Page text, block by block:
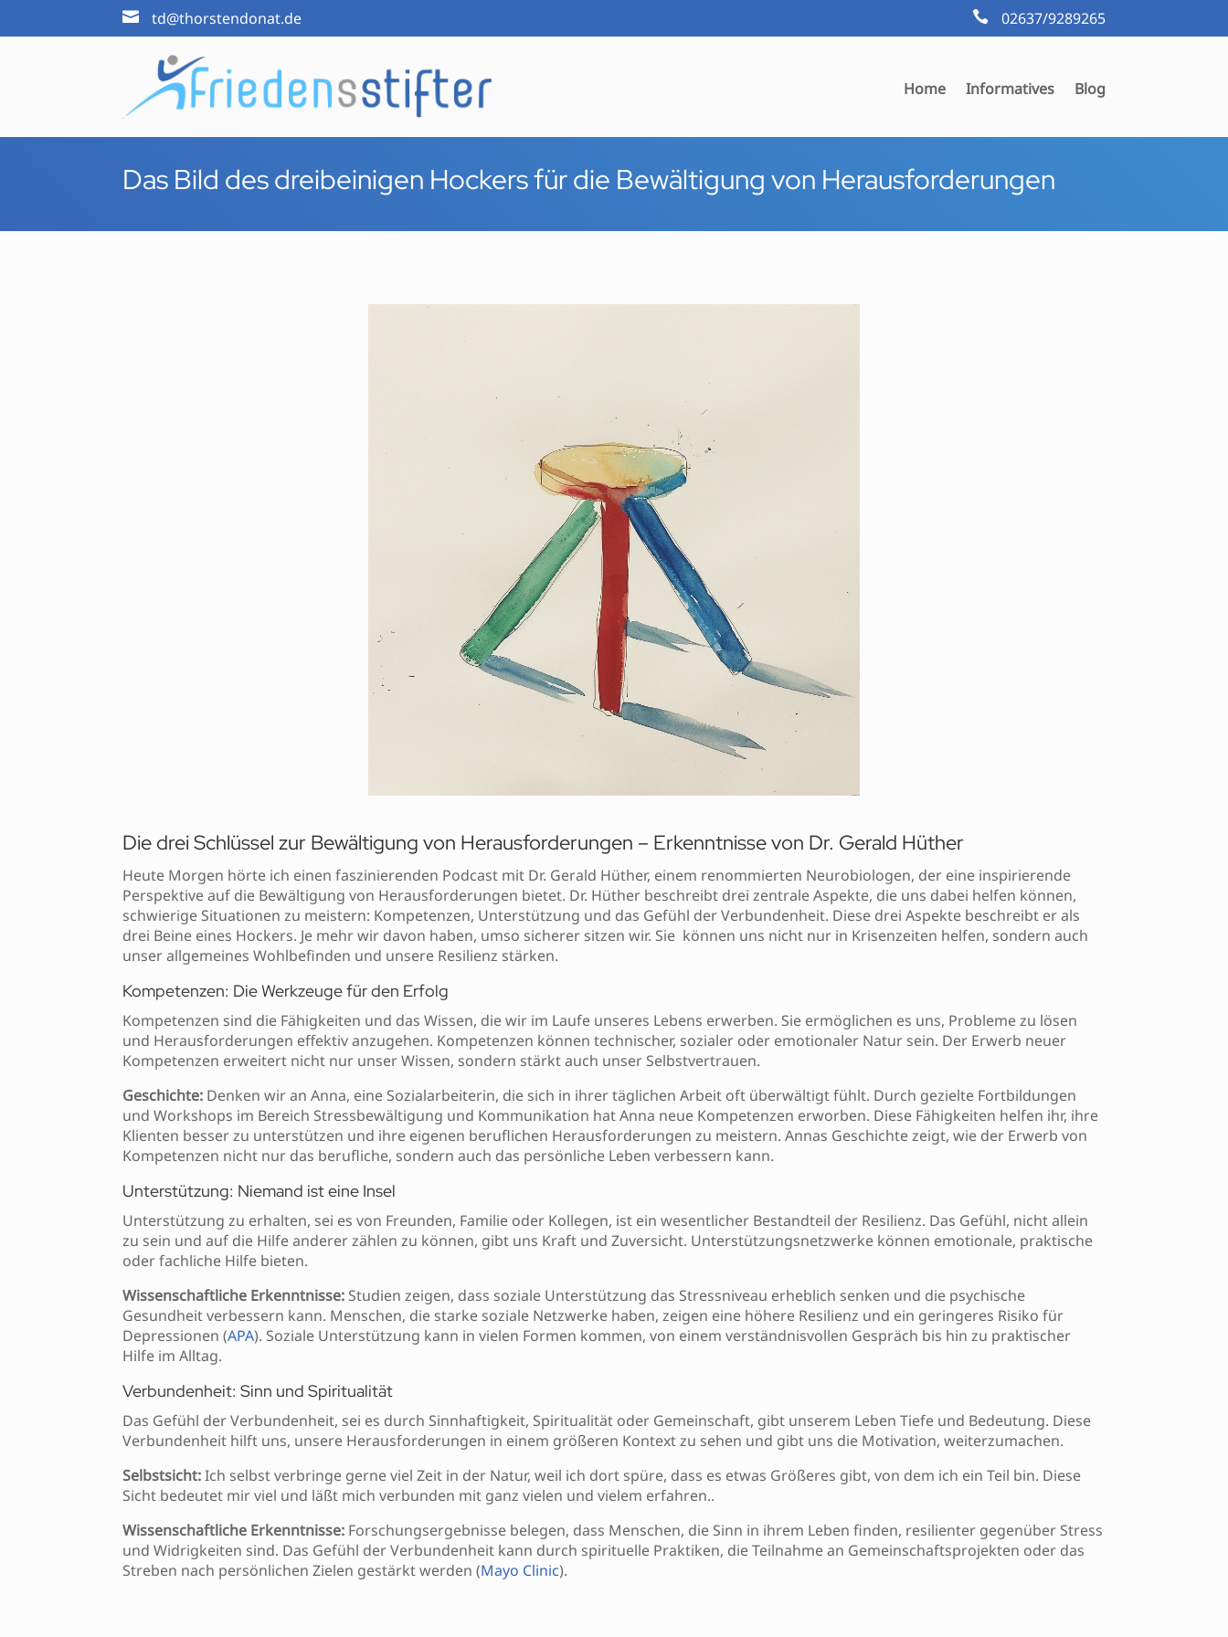
 td@thorstendonat.de  02637/9289265
Home Informatives Blog
Das Bild des dreibeinigen Hockers für die Bewältigung von Herausforderungen
Die drei Schlüssel zur Bewältigung von Herausforderungen – Erkenntnisse von Dr. Gerald Hüther
Heute Morgen hörte ich einen faszinierenden Podcast mit Dr. Gerald Hüther, einem renommierten Neurobiologen, der eine inspirierende
Perspektive auf die Bewältigung von Herausforderungen bietet. Dr. Hüther beschreibt drei zentrale Aspekte, die uns dabei helfen können,
schwierige Situationen zu meistern: Kompetenzen, Unterstützung und das Gefühl der Verbundenheit. Diese drei Aspekte beschreibt er als
drei Beine eines Hockers. Je mehr wir davon haben, umso sicherer sitzen wir. Sie können uns nicht nur in Krisenzeiten helfen, sondern auch
unser allgemeines Wohlbefinden und unsere Resilienz stärken.
Kompetenzen: Die Werkzeuge für den Erfolg
Kompetenzen sind die Fähigkeiten und das Wissen, die wir im Laufe unseres Lebens erwerben. Sie ermöglichen es uns, Probleme zu lösen
und Herausforderungen effektiv anzugehen. Kompetenzen können technischer, sozialer oder emotionaler Natur sein. Der Erwerb neuer
Kompetenzen erweitert nicht nur unser Wissen, sondern stärkt auch unser Selbstvertrauen.
Geschichte: Denken wir an Anna, eine Sozialarbeiterin, die sich in ihrer täglichen Arbeit oft überwältigt fühlt. Durch gezielte Fortbildungen
und Workshops im Bereich Stressbewältigung und Kommunikation hat Anna neue Kompetenzen erworben. Diese Fähigkeiten helfen ihr, ihre
Klienten besser zu unterstützen und ihre eigenen beruflichen Herausforderungen zu meistern. Annas Geschichte zeigt, wie der Erwerb von
Kompetenzen nicht nur das berufliche, sondern auch das persönliche Leben verbessern kann.
Unterstützung: Niemand ist eine Insel
Unterstützung zu erhalten, sei es von Freunden, Familie oder Kollegen, ist ein wesentlicher Bestandteil der Resilienz. Das Gefühl, nicht allein
zu sein und auf die Hilfe anderer zählen zu können, gibt uns Kraft und Zuversicht. Unterstützungsnetzwerke können emotionale, praktische
oder fachliche Hilfe bieten.
Wissenschaftliche Erkenntnisse: Studien zeigen, dass soziale Unterstützung das Stressniveau erheblich senken und die psychische
Gesundheit verbessern kann. Menschen, die starke soziale Netzwerke haben, zeigen eine höhere Resilienz und ein geringeres Risiko für
Depressionen (APA). Soziale Unterstützung kann in vielen Formen kommen, von einem verständnisvollen Gespräch bis hin zu praktischer
Hilfe im Alltag.
Verbundenheit: Sinn und Spiritualität
Das Gefühl der Verbundenheit, sei es durch Sinnhaftigkeit, Spiritualität oder Gemeinschaft, gibt unserem Leben Tiefe und Bedeutung. Diese
Verbundenheit hilft uns, unsere Herausforderungen in einem größeren Kontext zu sehen und gibt uns die Motivation, weiterzumachen.
Selbstsicht:Ich selbst verbringe gerne viel Zeit in der Natur, weil ich dort spüre, dass es etwas Größeres gibt, von dem ich ein Teil bin. Diese
Sicht bedeutet mir viel und läßt mich verbunden mit ganz vielen und vielem erfahren..
Wissenschaftliche Erkenntnisse: Forschungsergebnisse belegen, dass Menschen, die Sinn in ihrem Leben finden, resilienter gegenüber Stress
und Widrigkeiten sind. Das Gefühl der Verbundenheit kann durch spirituelle Praktiken, die Teilnahme an Gemeinschaftsprojekten oder das
Streben nach persönlichen Zielen gestärkt werden (Mayo Clinic).